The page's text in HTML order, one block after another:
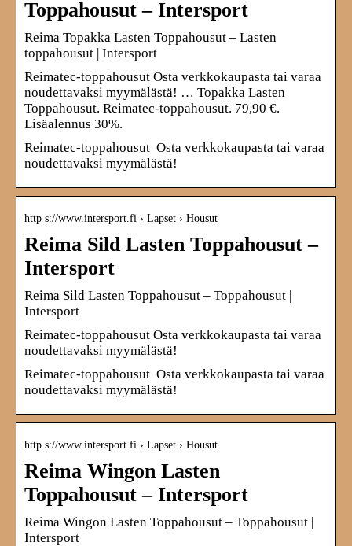
Toppahousut – Intersport
Reima Topakka Lasten Toppahousut – Lasten
toppahousut | Intersport
Reimatec-toppahousut Osta verkkokaupasta tai varaa
noudettavaksi myymälästä! … Topakka Lasten
Toppahousut. Reimatec-toppahousut. 79,90 €.
Lisäalennus 30%.
Reimatec-toppahousut Osta verkkokaupasta tai varaa
noudettavaksi myymälästä!
http s://www.intersport.fi › Lapset › Housut
Reima Sild Lasten Toppahousut –
Intersport
Reima Sild Lasten Toppahousut – Toppahousut |
Intersport
Reimatec-toppahousut Osta verkkokaupasta tai varaa
noudettavaksi myymälästä!
Reimatec-toppahousut Osta verkkokaupasta tai varaa
noudettavaksi myymälästä!
http s://www.intersport.fi › Lapset › Housut
Reima Wingon Lasten
Toppahousut – Intersport
Reima Wingon Lasten Toppahousut – Toppahousut |
Intersport